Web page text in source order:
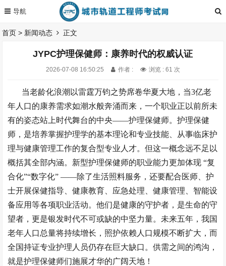
首页 > 新闻动态 正文
JYPC护理保健师：康养时代的权威认证
2026-07-08 16:50:25 作者 : 浏览 : 61 次
当老龄化浪潮以雷霆万钧之势席卷华夏大地，当3亿老
年人口的康养需求如潮水般奔涌而来，一个职业正以前所未
有的姿态站上时代舞台的中央——护理保健师。护理保健
师，是培养掌握护理学的基本理论和专业技能、从事临床护
理与健康管理工作的复合型专业人才。但这一概念远不足以
概括其全部内涵。新型护理保健师的职业能力更加体现 “复
合化”“数字化” ——除了生活照料服务，还要配合医师、护
士开展保健指导、健康教育、应急处理、健康管理、智能设
备应用等各项职业活动。他们是健康的守护者，是生命的守
望者，更是银发时代不可或缺的中坚力量。未来五年，我国
老年人口总量将持续增长，照护依赖人口规模不断扩大，而
全国持证专业护理人员仍存在巨大缺口。供需之间的鸿沟，
就是护理保健师们施展才华的广阔天地！